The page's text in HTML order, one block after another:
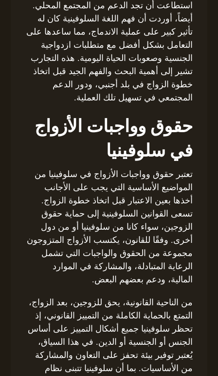
استطاعت أن تجد الدعم من المجتمع المحلي.
أيضاً، أوردت أن فهم اللغة السلوفينية كان له
تأثير كبير على عملية الاندماج، مما ساعدها على
التعامل بشكل أفضل مع متطلبات ازدواجية
الجنسية وصعوبات الحياة اليومية. هذه التجارب
تشير إلى أهمية البحث والفهم الجيد قبل اتخاذ
خطوة الزواج في بلد أجنبي، ودور الدعم
المجتمعي في تسهيل تلك العملية.
حقوق وواجبات الأزواج
في سلوفينيا
تعتبر حقوق وواجبات الأزواج في سلوفينيا من
المواضيع الأساسية التي يجب على الأجانب
أخذها بعين الاعتبار قبل اتخاذ خطوة الزواج.
تسعى القوانين السلوفينية إلى حماية حقوق
الزوجين، سواء كانا من سلوفينيا أو من دول
أخرى. وفقًا للقانون، يكتسب الأزواج المتزوجون
مجموعة من الحقوق والواجبات التي تشمل
الرعاية المتبادلة، والمشاركة في الموارد
المالية، ودعم بعضهم البعض.
من الناحية القانونية، يحق للزوجين، بعد الزواج،
التمتع بالحماية الكاملة من التمييز القانوني، إذ
تحظر سلوفينيا جميع أشكال التمييز على أساس
الجنس أو الجنسية أو الدين. في هذا السياق،
يُعتبر توفير بيئة تحفز على التعاون والمشاركة
من الأساسيات. بما أن سلوفينيا تتبنى نظام